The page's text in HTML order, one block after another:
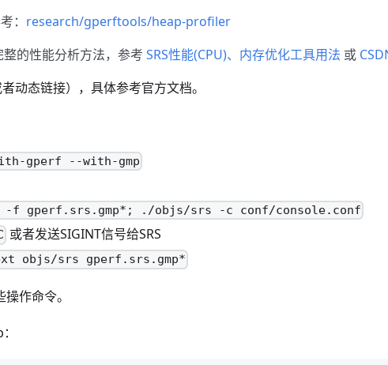
： research/gperftools/heap-profiler
的性能分析方法，参考 SRS性能(CPU)、内存优化工具用法 或
动态链接），具体参考官方文档。
gperf --with-gmp
-f gperf.srs.gmp*; ./objs/srs -c conf/console.conf
或者发送SIGINT信号给SRS
objs/srs gperf.srs.gmp*
作命令。